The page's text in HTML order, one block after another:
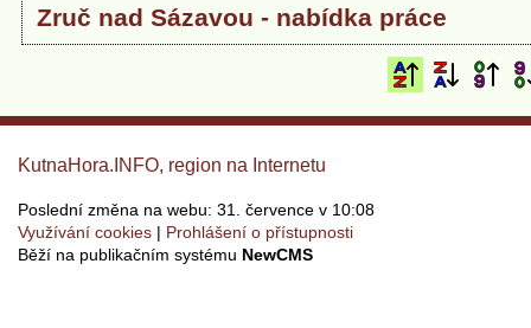
Zruč nad Sázavou - nabídka práce
KutnaHora.INFO, region na Internetu
Poslední změna na webu: 31. července v 10:08
Využívání cookies
Prohlášení o přístupnosti
Běží na publikačním systému NewCMS